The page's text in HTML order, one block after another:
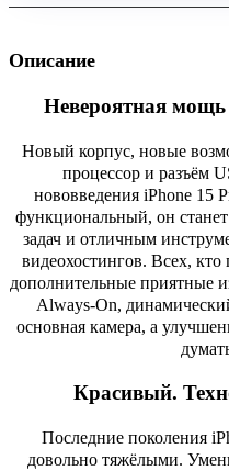
Описание
Невероятная
Новый корпус, новые
процессор и разъём
нововведения iPhone
функциональный, он
задач и отличным
видеохостингов. Всех,
дополнительные приятные
Always-On,
основная камера, а
Красивый.
Последние поколения
довольно тяжёлыми.